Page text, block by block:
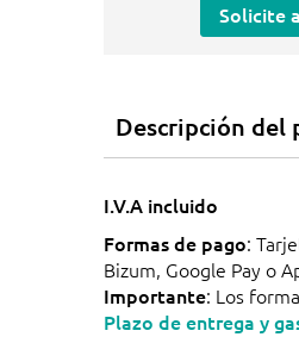
Solicite
Descripción del
I.V.A incluido
Formas de pago:
Bizum, Google Pay o
Importante: Los
Plazo de entrega y